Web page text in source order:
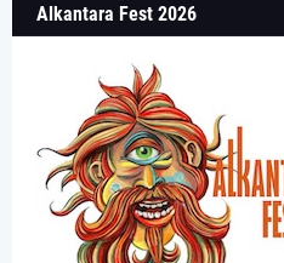
Alkantara Fest 2026